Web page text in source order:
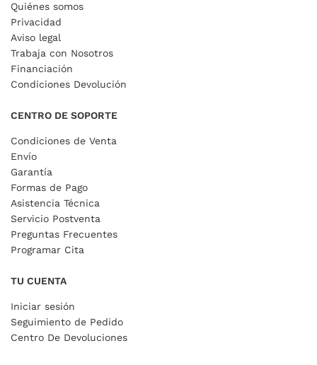
Quiénes somos
Privacidad
Aviso legal
Trabaja con Nosotros
Financiación
Condiciones Devolución
CENTRO DE SOPORTE
Condiciones de Venta
Envío
Garantía
Formas de Pago
Asistencia Técnica
Servicio Postventa
Preguntas Frecuentes
Programar Cita
TU CUENTA
Iniciar sesión
Seguimiento de Pedido
Centro De Devoluciones